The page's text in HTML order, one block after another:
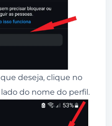
deseja, clique no
do nome do perfil.